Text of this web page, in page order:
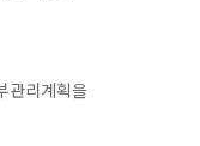
관리계획을